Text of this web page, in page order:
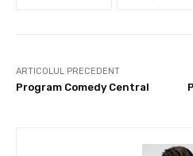
ARTICOLUL PRECEDENT
Program Comedy Central